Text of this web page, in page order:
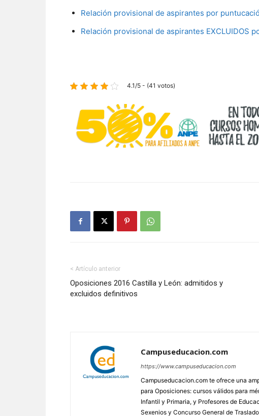
Relación provisional de aspirantes por
Relación provisional de aspirantes EXCLUIDOS
4.1/5 - (41 votos)
< Artículo anterior
Oposiciones 2016 Castilla y León: admitidos y
excluidos definitivos
Campuseducacion.com
https://www.campuseducacion.com
Campuseducacion.com te ofrece una
para Oposiciones: cursos válidos para
Infantil y Primaria, y Profesores de
Sexenios y Concurso General de